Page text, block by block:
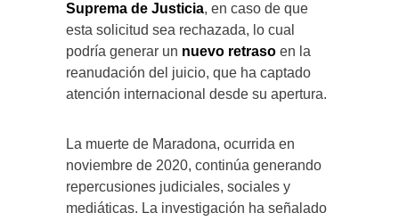
Suprema de Justicia, en caso de que
esta solicitud sea rechazada, lo cual
podría generar un nuevo retraso en la
reanudación del juicio, que ha captado
atención internacional desde su apertura.
La muerte de Maradona, ocurrida en
noviembre de 2020, continúa generando
repercusiones judiciales, sociales y
mediáticas. La investigación ha señalado